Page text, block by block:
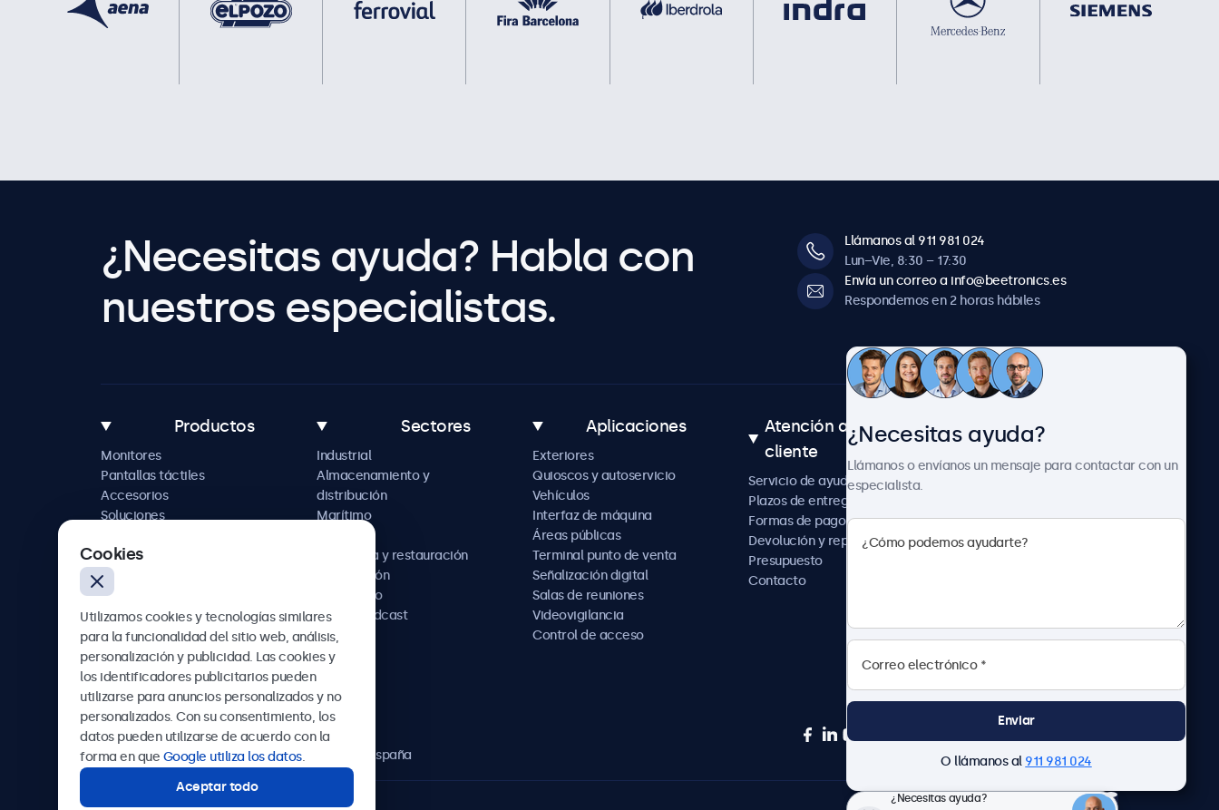
¿Necesitas ayuda? Habla con
nuestros especialistas.
Llámanos al 911 981 024
Lun–Vie, 8:30 – 17:30
Envía un correo a info@beetronics.es
Respondemos en 2 horas hábiles
Productos
Monitores
Pantallas táctiles
Accesorios
Soluciones
Sectores
Industrial
Almacenamiento y
distribución
Marítimo
Hostelería y restauración
Automoción
Ferroviario
AV y broadcast
Sanidad
Aplicaciones
Exteriores
Quioscos y autoservicio
Vehículos
Interfaz de máquina
Áreas públicas
Terminal punto de venta
Señalización digital
Salas de reuniones
Videovigilancia
Control de acceso
Atención al
cliente
Servicio de ayuda
Plazos de entrega
Formas de pago
Devolución y reparación
Presupuesto
Contacto
Sobre Beetronics
Trabaja con nosotros
Términos y Condiciones
Beetronics
Calle de María de Molina, 39, Madrid, 28006, España
¿Necesitas ayuda?
Llámanos o envíanos un mensaje para contactar con un
especialista.
Enviar
O llámanos al 911 981 024
¿Necesitas ayuda?
Cookies
Utilizamos cookies y tecnologías similares
para la funcionalidad del sitio web, análisis,
personalización y publicidad. Las cookies y
los identificadores publicitarios pueden
utilizarse para anuncios personalizados y no
personalizados. Con su consentimiento, los
datos pueden utilizarse de acuerdo con la
forma en que Google utiliza los datos.
Aceptar todo